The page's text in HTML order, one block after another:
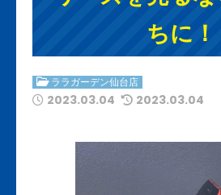
ちに！
ララガーデン仙台店
2023.03.04 2023.03.04